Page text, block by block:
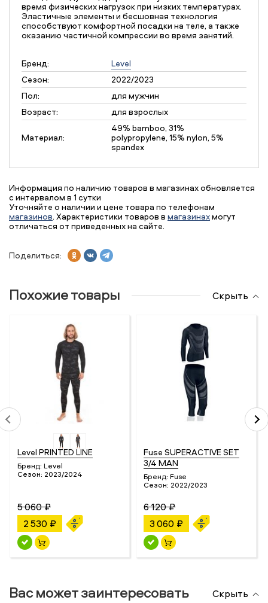
время физических нагрузок при низких температурах.
Эластичные элементы и бесшовная технология
способствуют комфортной посадки на теле, а также
оказанию частичной компрессии во время занятий.
Бренд:
Level
Сезон:
2022/2023
Пол:
для мужчин
Возраст:
для взрослых
Материал:
49% bamboo, 31%
polypropylene, 15% nylon, 5%
spandex
Информация по наличию товаров в магазинах обновляется
с интервалом в 1 сутки
Уточняйте о наличии и цене товара по телефонам
магазинов. Характеристики товаров в магазинахмогут
отличаться от приведенных на сайте.
Поделиться:
Похожие товары Скрыть
Level PRINTED LINE
Бренд: Level
Сезон: 2023/2024
5 060 ₽
2 530 ₽
Fuse SUPERACTIVE SET
3/4 MAN
Бренд: Fuse
Сезон: 2022/2023
6 120 ₽
3 060 ₽
Вас может заинтересовать Скрыть